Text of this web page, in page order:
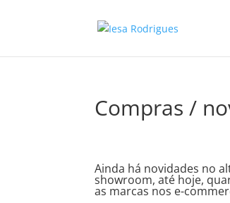
Compras /
Ainda há novidades no
showroom, até hoje,
as marcas nos e-